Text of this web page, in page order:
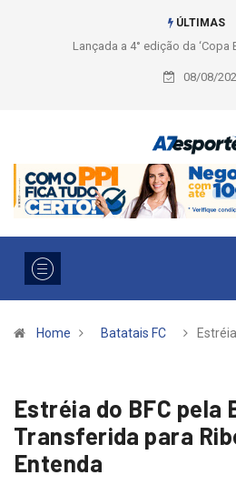
ÚLTIMAS
Liga 2026: Equipes rompem com a LABE
a 2° fase, times e
08/08/
Home Batatais FC
Estréia do BFC pela
Transferida para
Entenda